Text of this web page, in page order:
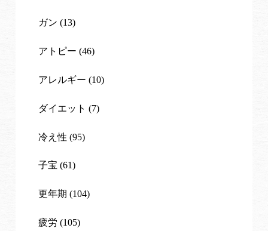
ガン (13)
アトピー (46)
アレルギー (10)
ダイエット (7)
冷え性 (95)
子宝 (61)
更年期 (104)
疲労 (105)